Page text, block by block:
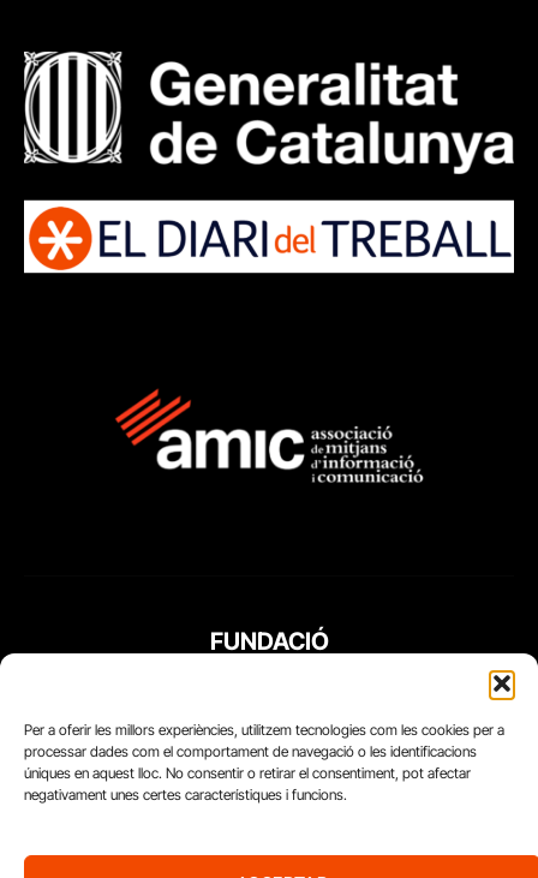
Per a oferir les millors experiències, utilitzem tecnologies com les cookies per a
processar dades com el comportament de navegació o les identificacions
úniques en aquest lloc. No consentir o retirar el consentiment, pot afectar
negativament unes certes característiques i funcions.
FUNDACIÓ